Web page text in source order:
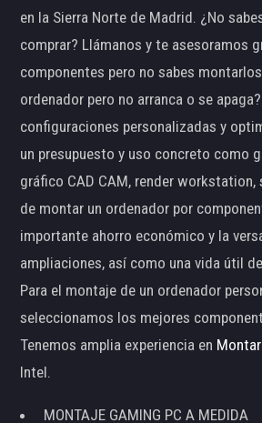
en la Sierra Norte de Madrid. ¿No
comprar? Llámanos y te asesoramos
componentes pero no sabes
ordenador pero no arranca o se
configuraciones personalizadas y
un presupuesto y uso concreto como
gráfico CAD CAM, render workstation,
de montar un ordenador por
importante ahorro económico y la
ampliaciones, así como una vida útil
Para el montaje de un ordenador
seleccionamos los mejores
Tenemos amplia experiencia en
Intel.
MONTAJE GAMING PC A MEDIDA